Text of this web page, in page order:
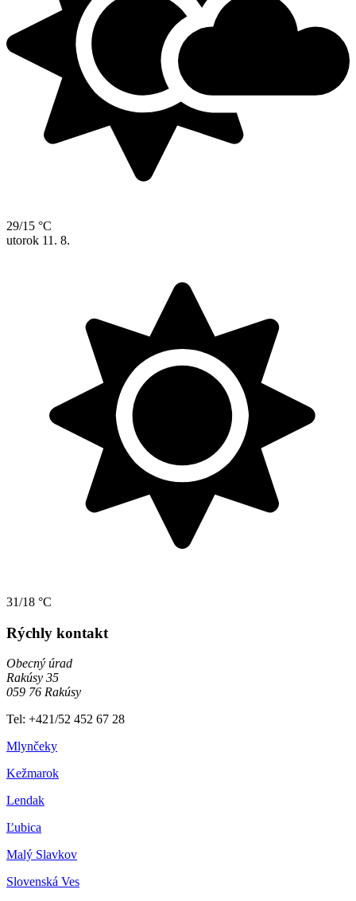
29/15 °C
utorok 11. 8.
31/18 °C
Rýchly kontakt
Obecný úrad
Rakúsy 35
059 76 Rakúsy
Tel: +421/52 452 67 28
Mlynčeky
Kežmarok
Lendak
Ľubica
Malý Slavkov
Slovenská Ves